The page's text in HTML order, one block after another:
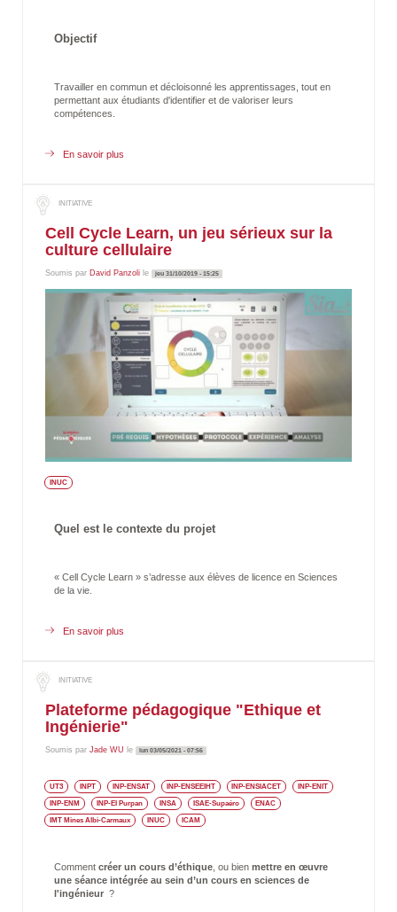
Objectif
Travailler en commun et décloisonné les apprentissages, tout en
permettant aux étudiants d'identifier et de valoriser leurs
compétences.
En savoir plus
l'INUC
Cell Cycle Learn, un jeu sérieux sur la
culture cellulaire
Soumis par David Panzoli le jeu 31/10/2019 - 15:25
INUC
Quel est le contexte du projet
« Cell Cycle Learn » s’adresse aux élèves de licence en Sciences
de la vie.
En savoir plus
sérieux
sur
culture
Plateforme pédagogique "Ethique et
Ingénierie"
Soumis par Jade WU le lun 03/05/2021 - 07:56
UT3 INPT INP-ENSAT INP-ENSEEIHT INP-ENSIACET INP-ENIT
INP-ENM INP-EI Purpan INSA ISAE-Supaéro ENAC
IMT Mines Albi-Carmaux INUC ICAM
Comment créer un cours d’éthique , ou bien mettre en œuvre
une séance intégrée au sein d’un cours en sciences de
l'ingénieur ?